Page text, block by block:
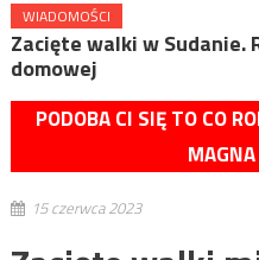
WIADOMOŚCI
Zacięte walki w
domowej
PODOBA CI SIĘ TO CO
15 czerwca 2023